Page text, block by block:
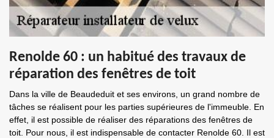
Renolde 60 : un habitué des travaux de
réparation des fenêtres de toit
Dans la ville de Beaudeduit et ses environs, un grand nombre de
tâches se réalisent pour les parties supérieures de l'immeuble. En
effet, il est possible de réaliser des réparations des fenêtres de
toit. Pour nous, il est indispensable de contacter Renolde 60. Il est